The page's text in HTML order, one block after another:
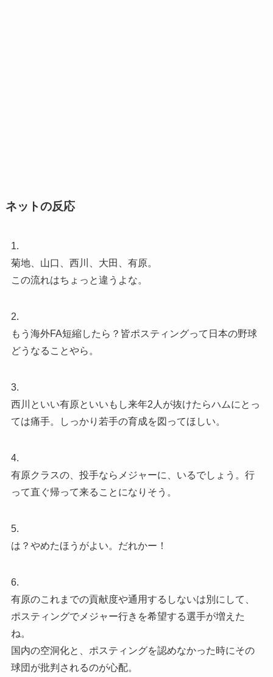
ネットの反応
1.
菊地、山口、西川、大田、有原。
この流れはちょっと違うよな。
2.
もう海外FA短縮したら？皆ポスティングって日本の野球
どうなることやら。
3.
西川といい有原といいもし来年2人が抜けたらハムにとっ
ては痛手。しっかり若手の育成を図ってほしい。
4.
有原クラスの、投手ならメジャーに、いるでしょう。行
って直ぐ帰って来ることになりそう。
5.
は？やめたほうがよい。だれかー！
6.
有原のこれまでの貢献度や通用するしないは別にして、
ポスティングでメジャー行きを希望する選手が増えた
ね。
国内の空洞化と、ポスティングを認めなかった時にその
球団が批判されるのが心配。